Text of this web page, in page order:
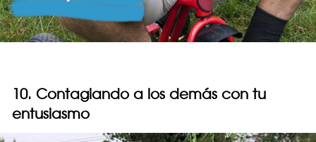
10. Contagiando a los demás con tu
entusiasmo